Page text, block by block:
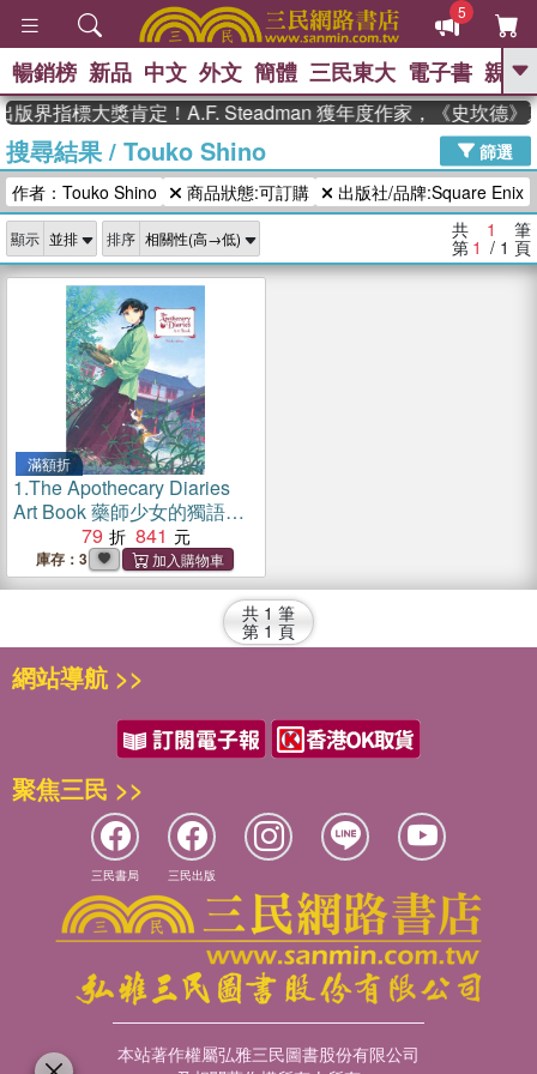
5
GO
熱搜： 高希均教授回憶錄
、 The Odyssey 、 父親節 、 如果歷
史是一群喵 、 暑期推薦 、 國際布克
獎 臺灣漫遊錄 、 方念華 、 台灣的李
登輝時代
數學女孩：黎曼猜想 、
偉大的迷走神經
暢銷榜 新品 中文 外文 簡體 三民東大 電子書 親子
版界指標大獎肯定！A.F. Steadman 獲年度作家，《史坎德》
搜尋結果/ Touko Shino
篩選
作者：Touko Shino
商品狀態:可訂購 出版社/品牌:Square Enix
顯示 排序 共 1 筆
第 1 / 1 頁
滿額折
1.The Apothecary Diaries
Art Book 藥師少女的獨語設
79 841
庫存：3
共 1 筆
第 1 頁
網站導航 >>
聚焦三民 >>
三民書局 三民出版
本站著作權屬弘雅三民圖書股份有限公司